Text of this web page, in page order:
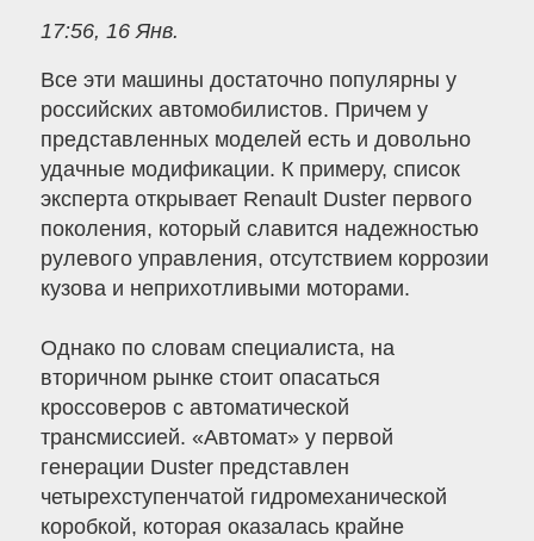
17:56, 16 Янв.
Все эти машины достаточно популярны у
российских автомобилистов. Причем у
представленных моделей есть и довольно
удачные модификации. К примеру, список
эксперта открывает Renault Duster первого
поколения, который славится надежностью
рулевого управления, отсутствием коррозии
кузова и неприхотливыми моторами.
Однако по словам специалиста, на
вторичном рынке стоит опасаться
кроссоверов с автоматической
трансмиссией. «Автомат» у первой
генерации Duster представлен
четырехступенчатой гидромеханической
коробкой, которая оказалась крайне